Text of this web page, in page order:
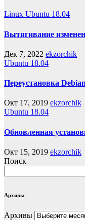
Linux Ubuntu 18.04
Вытягивание
Дек 7, 2022 ekzorchik
Ubuntu 18.04
Переустановка
Окт 17, 2019 ekzorchik
Ubuntu 18.04
Обновленная
Окт 15, 2019 ekzorchik
Поиск
Архивы
Архивы